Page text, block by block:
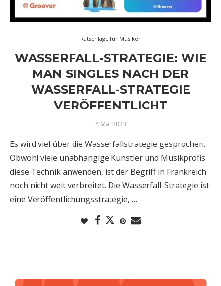
Ratschläge für Musiker
WASSERFALL-STRATEGIE: WIE
MAN SINGLES NACH DER
WASSERFALL-STRATEGIE
VERÖFFENTLICHT
4 Mai 2023
Es wird viel über die Wasserfallstrategie gesprochen.
Obwohl viele unabhängige Künstler und Musikprofis
diese Technik anwenden, ist der Begriff in Frankreich
noch nicht weit verbreitet. Die Wasserfall-Strategie ist
eine Veröffentlichungsstrategie, …